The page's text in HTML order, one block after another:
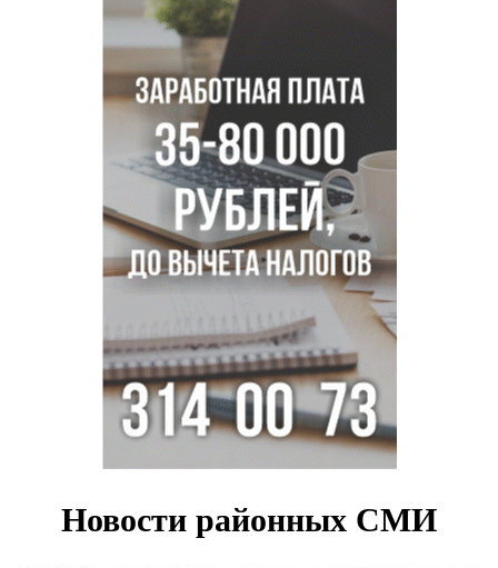
Транспортная прокуратура проверит S7 после инцидента
в аэропорту Норильска
500 литров ухи сварили новосибирцам на
Бугринском пляже